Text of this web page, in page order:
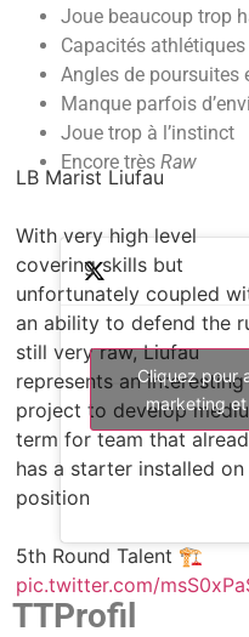
Joue beaucoup trop
Capacités
Angles de poursuites
Manque parfois
Joue trop à l’instinct
Encore très Raw
LB Marist Liufau
With very high level
covering skills but
unfortunately coupled
an ability to defend the
still very raw, Liufau
represents an interesting
project to develop
term for team that
has a starter installed
position
5th Round Talent 🏗
pic.twitter.com/
Cliquez pour
marketing
TTProfil